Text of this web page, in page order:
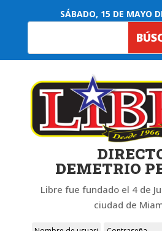
SÁBADO, 15 DE MAYO
DEMETRIO
Libre fue fundado el 4 de
ciudad de